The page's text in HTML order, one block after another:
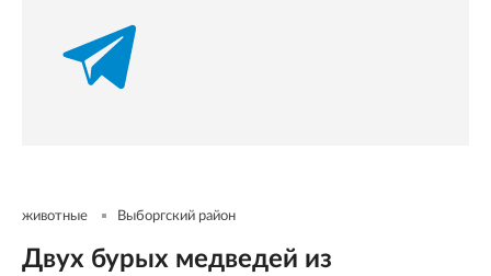
животные Выборгский район
Двух бурых медведей из